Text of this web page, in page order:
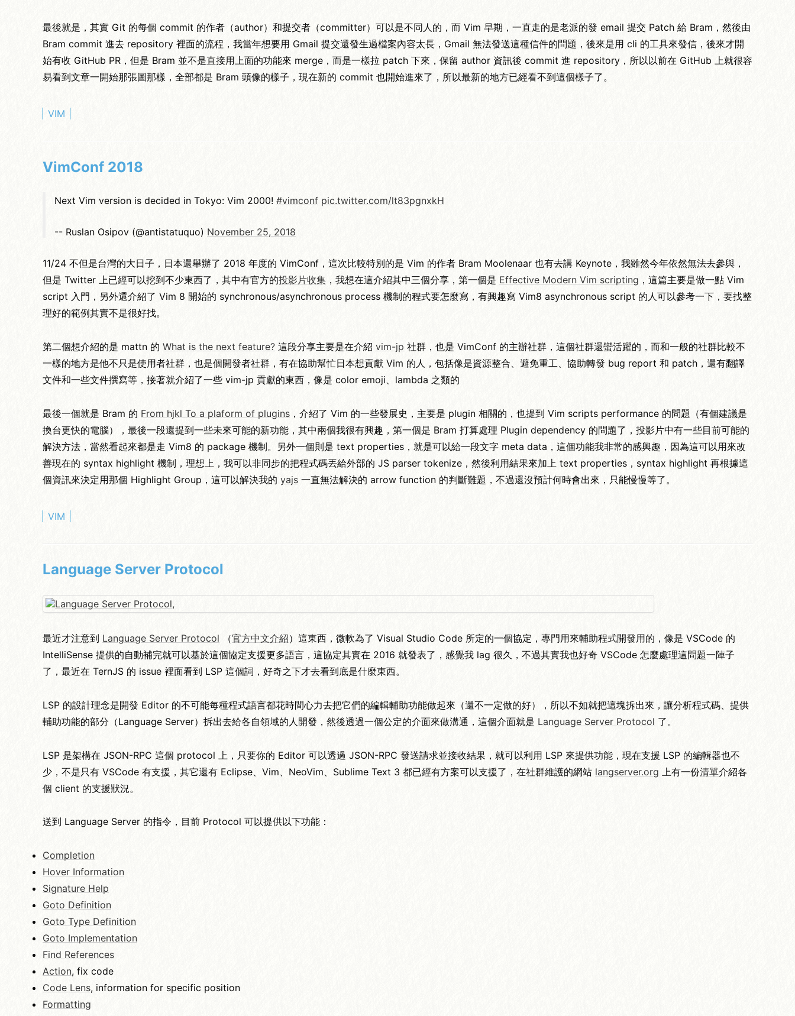
最後就是，其實 Git 的每個 commit 的作者（author）和提交者（committer）可以是不同人的，而 Vim 早期，一直走的是老派的發 email 提交 Patch 給 Bram，然後由
Bram commit 進去 repository 裡面的流程，我當年想要用 Gmail 提交還發生過檔案內容太長，Gmail 無法發送這種信件的問題，後來是用 cli 的工具來發信，後來才開
始有收 GitHub PR，但是 Bram 並不是直接用上面的功能來 merge，而是一樣拉 patch 下來，保留 author 資訊後 commit 進 repository，所以以前在 GitHub 上就很容
易看到文章一開始那張圖那樣，全部都是 Bram 頭像的樣子，現在新的 commit 也開始進來了，所以最新的地方已經看不到這個樣子了。
VIM
VimConf 2018
Next Vim version is decided in Tokyo: Vim 2000! #vimconf pic.twitter.com/lt83pgnxkH
-- Ruslan Osipov (@antistatuquo) November 25, 2018
11/24 不但是台灣的大日子，日本還舉辦了 2018 年度的 VimConf，這次比較特別的是 Vim 的作者 Bram Moolenaar 也有去講 Keynote，我雖然今年依然無法去參與，
但是 Twitter 上已經可以挖到不少東西了，其中有官方的投影片收集 ，我想在這介紹其中三個分享，第一個是 Effective Modern Vim scripting ，這篇主要是做一點 Vim
script 入門，另外還介紹了 Vim 8 開始的 synchronous/asynchronous process 機制的程式要怎麼寫，有興趣寫 Vim8 asynchronous script 的人可以參考一下，要找整
理好的範例其實不是很好找。
第二個想介紹的是 mattn 的 What is the next feature? 這段分享主要是在介紹 vim-jp 社群，也是 VimConf 的主辦社群，這個社群還蠻活躍的，而和一般的社群比較不
一樣的地方是他不只是使用者社群，也是個開發者社群，有在協助幫忙日本想貢獻 Vim 的人，包括像是資源整合、避免重工、協助轉發 bug report 和 patch，還有翻譯
文件和一些文件撰寫等，接著就介紹了一些 vim-jp 貢獻的東西，像是 color emoji、lambda 之類的
最後一個就是 Bram 的 From hjkl To a plaform of plugins ，介紹了 Vim 的一些發展史，主要是 plugin 相關的，也提到 Vim scripts performance 的問題（有個建議是
換台更快的電腦），最後一段還提到一些未來可能的新功能，其中兩個我很有興趣，第一個是 Bram 打算處理 Plugin dependency 的問題了，投影片中有一些目前可能的
解決方法，當然看起來都是走 Vim8 的 package 機制。另外一個則是 text properties，就是可以給一段文字 meta data，這個功能我非常的感興趣，因為這可以用來改
善現在的 syntax highlight 機制，理想上，我可以非同步的把程式碼丟給外部的 JS parser tokenize，然後利用結果來加上 text properties，syntax highlight 再根據這
個資訊來決定用那個 Highlight Group，這可以解決我的 yajs 一直無法解決的 arrow function 的判斷難題，不過還沒預計何時會出來，只能慢慢等了。
VIM
Language Server Protocol
最近才注意到 Language Server Protocol （官方中文介紹）這東西，微軟為了 Visual Studio Code 所定的一個協定，專門用來輔助程式開發用的，像是 VSCode 的
IntelliSense 提供的自動補完就可以基於這個協定支援更多語言，這協定其實在 2016 就發表了，感覺我 lag 很久，不過其實我也好奇 VSCode 怎麼處理這問題一陣子
了，最近在 TernJS 的 issue 裡面看到 LSP 這個詞，好奇之下才去看到底是什麼東西。
LSP 的設計理念是開發 Editor 的不可能每種程式語言都花時間心力去把它們的編輯輔助功能做起來（還不一定做的好），所以不如就把這塊拆出來，讓分析程式碼、提供
輔助功能的部分（Language Server）拆出去給各自領域的人開發，然後透過一個公定的介面來做溝通，這個介面就是 Language Server Protocol 了。
LSP 是架構在 JSON-RPC 這個 protocol 上，只要你的 Editor 可以透過 JSON-RPC 發送請求並接收結果，就可以利用 LSP 來提供功能，現在支援 LSP 的編輯器也不
少，不是只有 VSCode 有支援，其它還有 Eclipse、Vim、NeoVim、Sublime Text 3 都已經有方案可以支援了，在社群維護的網站 langserver.org 上有一份清單介紹各
個 client 的支援狀況。
送到 Language Server 的指令，目前 Protocol 可以提供以下功能：
Completion
Hover Information
Signature Help
Goto Definition
Goto Type Definition
Goto Implementation
Find References
Action, fix code
Code Lens, information for specific position
Formatting